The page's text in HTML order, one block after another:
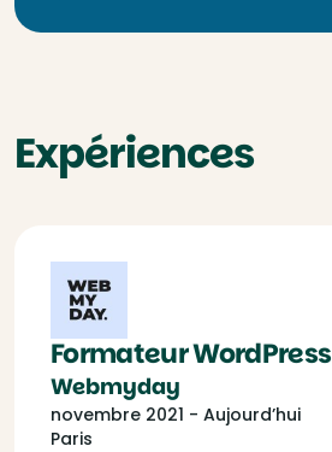
Expériences
Formateur WordPress
Webmyday
novembre 2021 - Aujourd’hui
Paris